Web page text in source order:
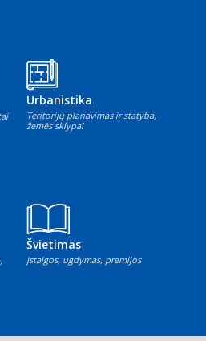
Urbanistika
Teritorijų planavimas ir statyba,
žemės sklypai
Švietimas
Įstaigos, ugdymas, premijos